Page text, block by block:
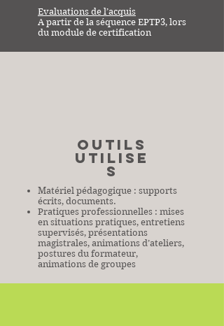
Evaluations de l’acquis
A partir de la séquence EPTP3, lors
du module de certification
OUTILS
UTILISE
S
Matériel pédagogique : supports
écrits, documents.
Pratiques professionnelles : mises
en situations pratiques, entretiens
supervisés, présentations
magistrales, animations d’ateliers,
postures du formateur,
animations de groupes